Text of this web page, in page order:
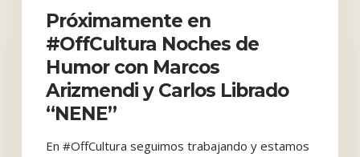
Noches
Humor
Marcos
Próximamente en
#OffCultura Noches de
Humor con Marcos
Arizmendi y Carlos Librado
“NENE”
En #OffCultura seguimos trabajando y estamos